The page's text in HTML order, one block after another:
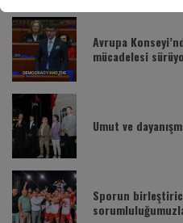
Avrupa
mücadelesi
Umut ve
Sporun